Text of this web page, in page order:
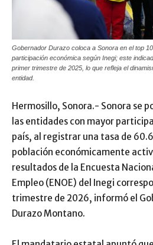
Gobernador Durazo coloca a Sonora en el top
participación económica según Inegi; este
primer trimestre de 2025, lo que refleja el
entidad.
Hermosillo, Sonora.- Sonora se
las entidades con mayor
país, al registrar una tasa de
población económicamente
resultados de la Encuesta
Empleo (ENOE) del Inegi
trimestre de 2026, informó el
Durazo Montano.